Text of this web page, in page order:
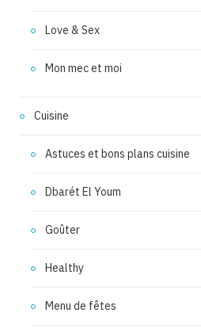
Love & Sex
Mon mec et moi
Cuisine
Astuces et bons plans cuisine
Dbarét El Youm
Goûter
Healthy
Menu de fêtes